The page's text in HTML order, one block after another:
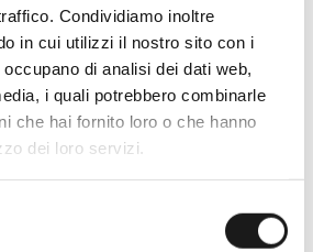
Condividiamo inoltre
in cui utilizzi il nostro sito con i
di analisi dei dati web,
i quali potrebbero combinarle
che hai fornito loro o che hanno
dei loro servizi.